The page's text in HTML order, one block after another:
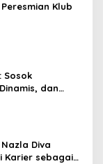
Klub
Sosok
dan
Diva
Karier sebagai